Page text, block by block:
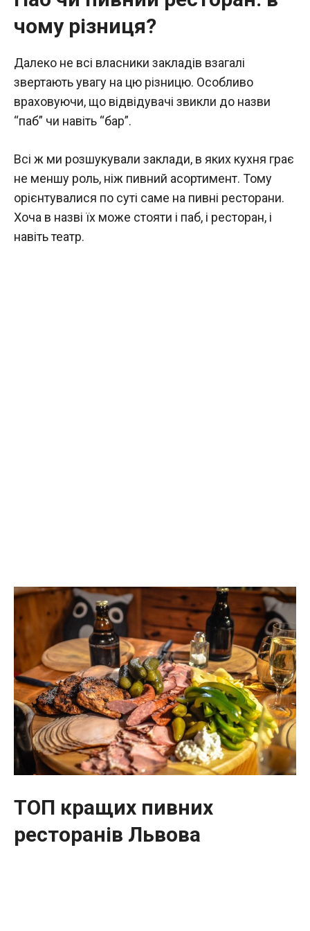
чому різниця?
Далеко не всі власники закладів взагалі
звертають увагу на цю різницю. Особливо
враховуючи, що відвідувачі звикли до назви
“паб” чи навіть “бар”.
Всі ж ми розшукували заклади, в яких кухня грає
не меншу роль, ніж пивний асортимент. Тому
орієнтувалися по суті саме на пивні ресторани.
Хоча в назві їх може стояти і паб, і ресторан, і
навіть театр.
ТОП кращих пивних
ресторанів Львова